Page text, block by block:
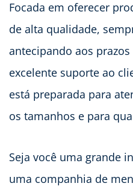
Focada em oferecer
de alta qualidade,
antecipando aos
excelente suporte ao
está preparada para
os tamanhos e para
Seja você uma grande
uma companhia de